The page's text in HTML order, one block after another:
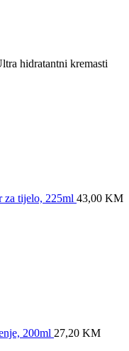
hidratantni kremasti
za tijelo, 225ml 43,00 KM
200ml 27,20 KM